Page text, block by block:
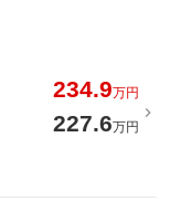
234.9万円
227.6万円